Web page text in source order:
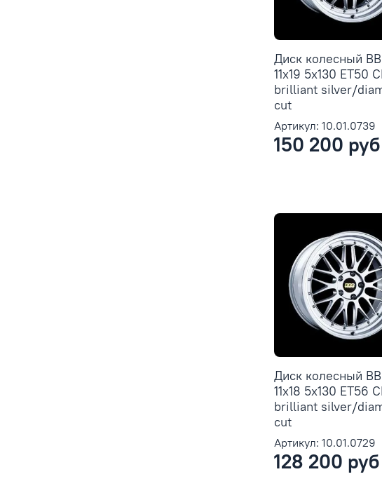
Диск колесный
11x19 5x130 ET50
brilliant silver/
cut
Артикул: 10.01.0739
150 200 руб
Диск колесный
11x18 5x130 ET56
brilliant silver/
cut
Артикул: 10.01.0729
128 200 руб